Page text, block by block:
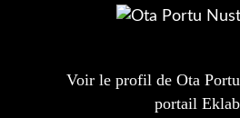
Voir le profil de Ota
portail